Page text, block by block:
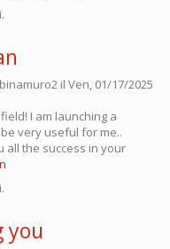
il Ven, 01/17/2025
I am launching a
very useful for me..
all the success in your
you